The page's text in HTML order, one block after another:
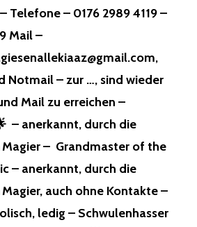
Telefone – 0176 2989 4119 –
Mail –
Notmail – zur …, sind wieder
Mail zu erreichen –
– anerkannt, durch die
– Grandmaster of the
– anerkannt, durch die
auch ohne Kontakte –
ledig – Schwulenhasser